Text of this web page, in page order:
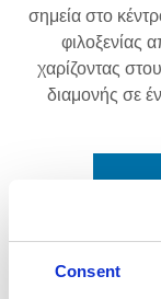
Consent
σημεία στο
φιλοξενίας
χαρίζοντας
διαμονής σε